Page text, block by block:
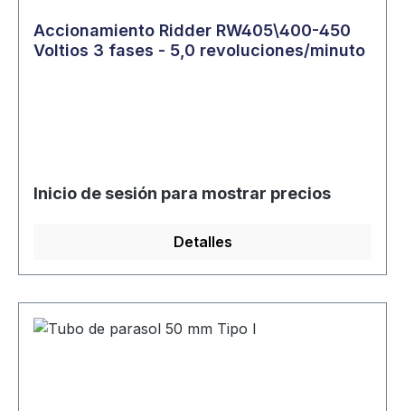
Accionamiento Ridder RW405\400-450
Voltios 3 fases - 5,0 revoluciones/minuto
Inicio de sesión para mostrar precios
Detalles